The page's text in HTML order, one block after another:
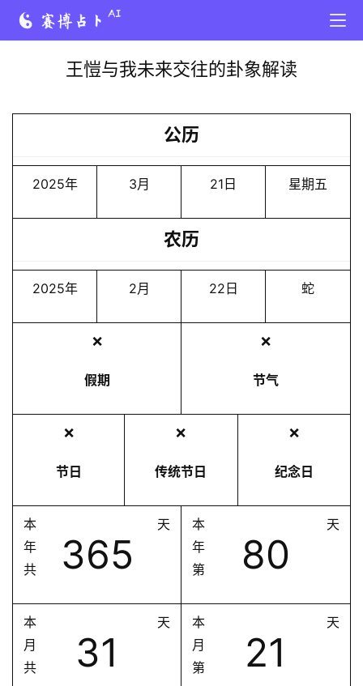
王愷与我未来交往的卦象解读
公历
2025年 3月 21日 星期五
农历
2025年 2月 22日 蛇
❌
假期
❌
节气
❌
节日
❌
传统节日
❌
纪念日
本
年
共
365
天
本
年
第
80
天
本
月
共
31
天
本
月
第
21
天